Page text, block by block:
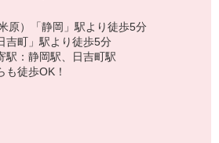
原）「静岡」駅より徒歩5分
吉町」駅より徒歩5分
駅：静岡駅、日吉町駅
徒歩OK！